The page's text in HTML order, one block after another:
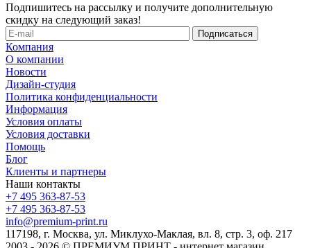
Подпишитесь на рассылку и получите дополнительную
скидку на следующий заказ!
Компания
О компании
Новости
Дизайн-студия
Политика конфиденциальности
Информация
Условия оплаты
Условия доставки
Помощь
Блог
Клиенты и партнеры
Наши контакты
+7 495 363-87-53
+7 495 363-87-53
info@premium-print.ru
117198, г. Москва, ул. Миклухо-Маклая, вл. 8, стр. 3, оф. 217